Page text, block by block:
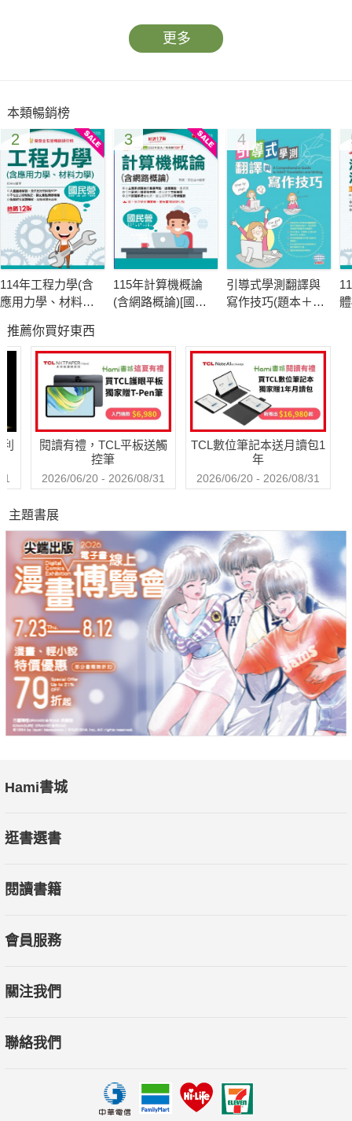
更多
本類暢銷榜
2
114年工程力學(含
應用力學、材料力
3
115年計算機概論
(含網路概論)[國民
4
引導式學測翻譯與
寫作技巧(題本＋解
推薦你買好東西
閱讀有禮，TCL平板送觸
控筆
2026/06/20 - 2026/08/31
TCL數位筆記本送月讀包1
年
2026/06/20 - 2026/08/31
主題書展
Hami書城
逛書選書
閱讀書籍
會員服務
關注我們
聯絡我們